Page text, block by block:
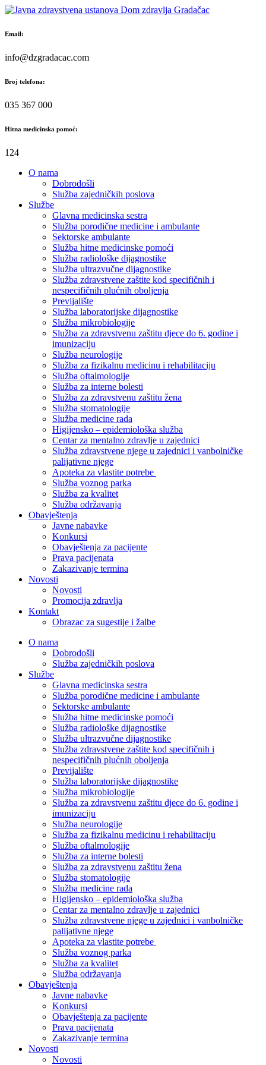
Skip
content
Email:
info@dzgradacac.com
Broj telefona:
035 367 000
Hitna medicinska pomoć:
124
O nama
Dobrodošli
Služba zajedničkih poslova
Službe
Glavna medicinska sestra
Služba porodične medicine i ambulante
Sektorske ambulante
Služba hitne medicinske pomoći
Služba radiološke dijagnostike
Služba ultrazvučne dijagnostike
Služba zdravstvene zaštite kod specifičnih i
nespecifičnih plućnih oboljenja
Previjalište
Služba laboratorijske dijagnostike
Služba mikrobiologije
Služba za zdravstvenu zaštitu djece do 6. godine i
imunizaciju
Služba neurologije
Služba za fizikalnu medicinu i rehabilitaciju
Služba oftalmologije
Služba za interne bolesti
Služba za zdravstvenu zaštitu žena
Služba stomatologije
Služba medicine rada
Higijensko – epidemiološka služba
Centar za mentalno zdravlje u zajednici
Služba zdravstvene njege u zajednici i vanbolničke
palijativne njege
Apoteka za vlastite potrebe
Služba voznog parka
Služba za kvalitet
Služba održavanja
Obavještenja
Javne nabavke
Konkursi
Obavještenja za pacijente
Prava pacijenata
Zakazivanje termina
Novosti
Novosti
Promocija zdravlja
Kontakt
Obrazac za sugestije i žalbe
O nama
Dobrodošli
Služba zajedničkih poslova
Službe
Glavna medicinska sestra
Služba porodične medicine i ambulante
Sektorske ambulante
Služba hitne medicinske pomoći
Služba radiološke dijagnostike
Služba ultrazvučne dijagnostike
Služba zdravstvene zaštite kod specifičnih i
nespecifičnih plućnih oboljenja
Previjalište
Služba laboratorijske dijagnostike
Služba mikrobiologije
Služba za zdravstvenu zaštitu djece do 6. godine i
imunizaciju
Služba neurologije
Služba za fizikalnu medicinu i rehabilitaciju
Služba oftalmologije
Služba za interne bolesti
Služba za zdravstvenu zaštitu žena
Služba stomatologije
Služba medicine rada
Higijensko – epidemiološka služba
Centar za mentalno zdravlje u zajednici
Služba zdravstvene njege u zajednici i vanbolničke
palijativne njege
Apoteka za vlastite potrebe
Služba voznog parka
Služba za kvalitet
Služba održavanja
Obavještenja
Javne nabavke
Konkursi
Obavještenja za pacijente
Prava pacijenata
Zakazivanje termina
Novosti
Novosti